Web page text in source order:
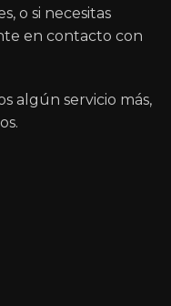
o si necesitas
en contacto con
algún servicio más,